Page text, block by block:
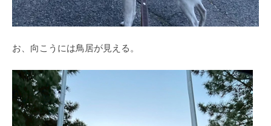
お、向こうには鳥居が見える。